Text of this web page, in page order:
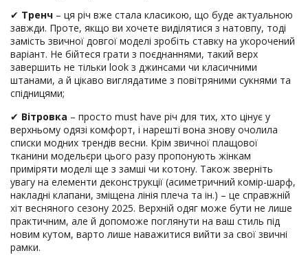
✔ Тренч – ця річ вже стала класикою, що буде актуальною
завжди. Проте, якщо ви хочете виділятися з натовпу, тоді
замість звичної довгої моделі зробіть ставку на укорочений
варіант. Не бійтеся грати з поєднаннями, такий верх
завершить не тільки look з джинсами чи класичними
штанами, а й цікаво виглядатиме з повітряними сукнями та
спідницями;
✔ Вітровка – просто must have річ для тих, хто цінує у
верхньому одязі комфорт, і нарешті вона знову очолила
списки модних трендів весни. Крім звичної плащової
тканини модельєри цього разу пропонують жінкам
приміряти моделі ще з замші чи котону. Також зверніть
увагу на елементи деконструкції (асиметричний комір-шарф,
накладні клапани, зміщена лінія плеча та ін.) – це справжній
хіт весняного сезону 2025. Верхній одяг може бути не лише
практичним, але й допоможе поглянути на ваш стиль під
новим кутом, варто лише наважитися вийти за свої звичні
рамки.